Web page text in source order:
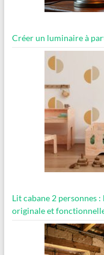
Créer un luminaire à
Lit cabane 2 personnes
originale et